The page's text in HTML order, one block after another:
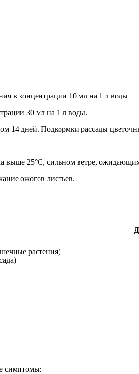
в концентрации 10 мл на 1 л воды.
30 мл на 1 л воды.
14 дней. Подкормки рассады
выше 25°С, сильном ветре,
ожогов листьев.
растения)
симптомы: